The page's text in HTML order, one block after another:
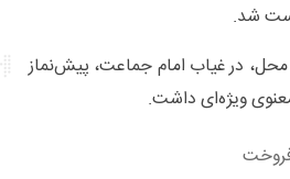
شد.
محل، در غیاب امام جماعت، پیش‌نماز
ویژه‌ای داشت.